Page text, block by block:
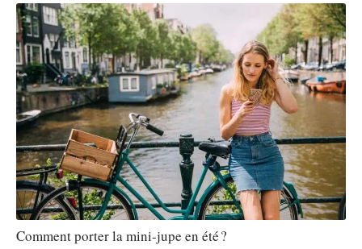
Comment porter la mini-jupe en été ?